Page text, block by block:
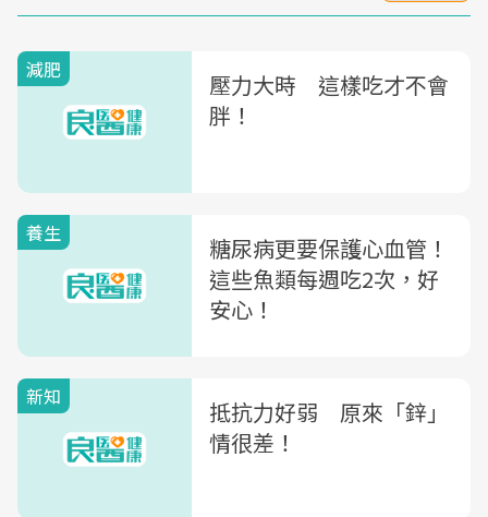
減肥
壓力大時 這樣吃才不會
胖！
養生
糖尿病更要保護心血管！
這些魚類每週吃2次，好
安心！
新知
抵抗力好弱 原來「鋅」
情很差！